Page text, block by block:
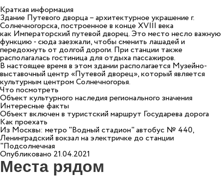
Краткая информация
Здание Путевого дворца – архитектурное украшение г.
Солнечногорска, построенное в конце XVIII века
как Императорский путевой дворец. Это место несло важную
функцию - сюда заезжали, чтобы сменить лашадей и
передохнуть от долгой дороги. При станции также
располагалась гостиница для отдыха пассажиров.
В настоящее время в этом здании располагается Музейно-
выставочный центр «Путевой дворец», который является
культурным центром Солнечногорья.
Что посмотреть
Объект культурного наследия регионального значения
Интересные факты
Объект включен в туристский маршрут Государева дорога
Как проехать
Из Москвы: метро "Водный стадион" автобус № 440,
Ленинградский вокзал на электричке до станции
"Подсолнечная
Опубликовано 21.04.2021
Места рядом